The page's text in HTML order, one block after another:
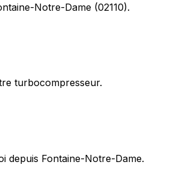
Notre-Dame (02110).
turbocompresseur.
depuis Fontaine-Notre-Dame.